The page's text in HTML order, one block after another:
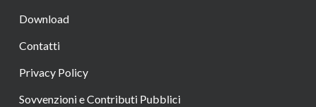
Download
Contatti
Privacy Policy
Sovvenzioni e Contributi Pubblici